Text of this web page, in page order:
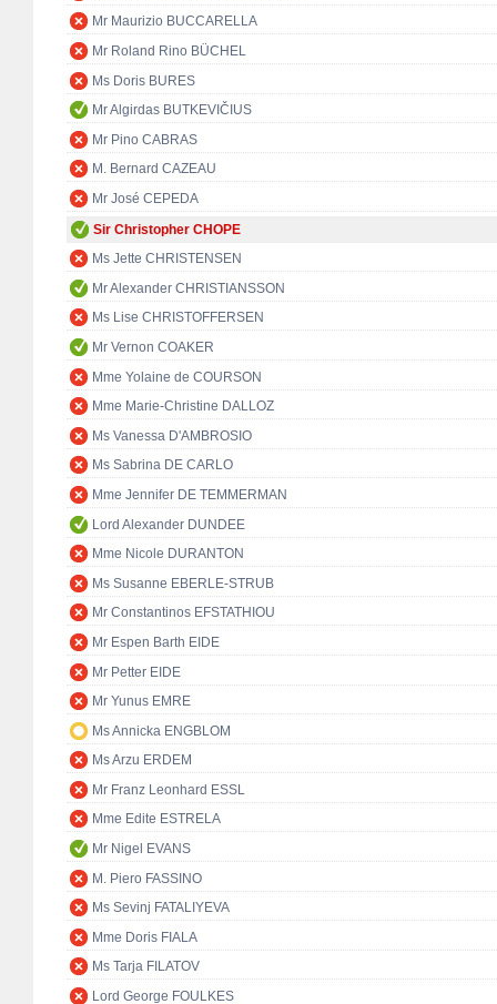
Mr Maurizio BUCCARELLA
Mr Roland Rino BÜCHEL
Ms Doris BURES
Mr Algirdas BUTKEVIČIUS
Mr Pino CABRAS
M. Bernard CAZEAU
Mr José CEPEDA
Sir Christopher CHOPE
Ms Jette CHRISTENSEN
Mr Alexander CHRISTIANSSON
Ms Lise CHRISTOFFERSEN
Mr Vernon COAKER
Mme Yolaine de COURSON
Mme Marie-Christine DALLOZ
Ms Vanessa D'AMBROSIO
Ms Sabrina DE CARLO
Mme Jennifer DE TEMMERMAN
Lord Alexander DUNDEE
Mme Nicole DURANTON
Ms Susanne EBERLE-STRUB
Mr Constantinos EFSTATHIOU
Mr Espen Barth EIDE
Mr Petter EIDE
Mr Yunus EMRE
Ms Annicka ENGBLOM
Ms Arzu ERDEM
Mr Franz Leonhard ESSL
Mme Edite ESTRELA
Mr Nigel EVANS
M. Piero FASSINO
Ms Sevinj FATALIYEVA
Mme Doris FIALA
Ms Tarja FILATOV
Lord George FOULKES